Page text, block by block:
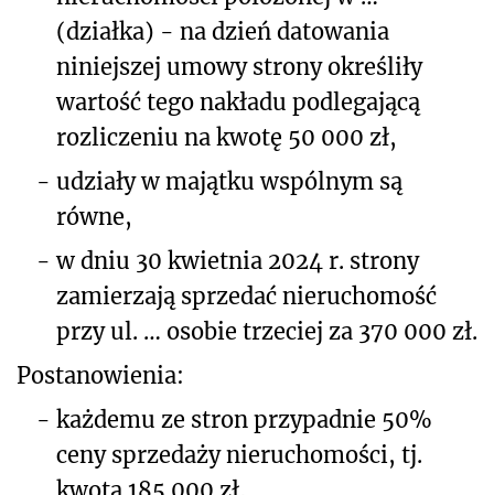
(działka) - na dzień datowania
niniejszej umowy strony określiły
wartość tego nakładu podlegającą
rozliczeniu na kwotę 50 000 zł,
- udziały w majątku wspólnym są
równe,
- w dniu 30 kwietnia 2024 r. strony
zamierzają sprzedać nieruchomość
przy ul. … osobie trzeciej za 370 000 zł.
Postanowienia:
- każdemu ze stron przypadnie 50%
ceny sprzedaży nieruchomości, tj.